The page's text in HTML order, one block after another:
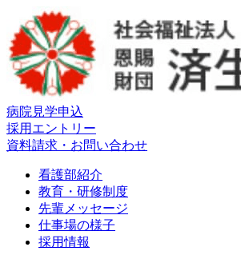
病院見学申込
採用エントリー
資料請求・お問い合わせ
看護部紹介
教育・研修制度
先輩メッセージ
仕事場の様子
採用情報